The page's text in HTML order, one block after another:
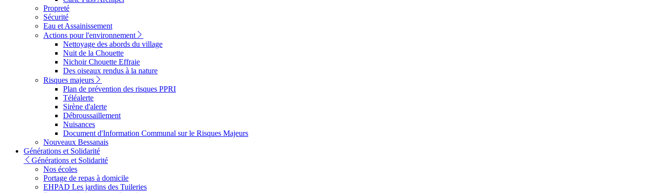
Propreté
Sécurité
Eau et Assainissement
Actions pour l'environnement
Nettoyage des abords du village
Nuit de la Chouette
Nichoir Chouette Effraie
Des oiseaux rendus à la nature
Risques majeurs
Plan de prévention des risques PPRI
Téléalerte
Sirène d'alerte
Débroussaillement
Nuisances
Document d'Information Communal sur le Risques Majeurs
Nouveaux Bessanais
Générations et Solidarité
Générations et Solidarité
Nos écoles
Portage de repas à domicile
EHPAD Les jardins des Tuileries